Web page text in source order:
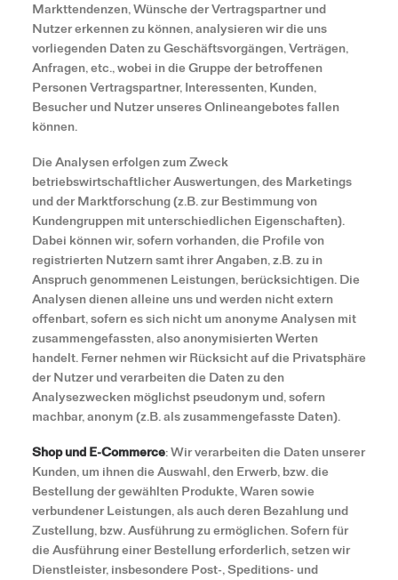
Markttendenzen, Wünsche der Vertragspartner und
Nutzer erkennen zu können, analysieren wir die uns
vorliegenden Daten zu Geschäftsvorgängen, Verträgen,
Anfragen, etc., wobei in die Gruppe der betroffenen
Personen Vertragspartner, Interessenten, Kunden,
Besucher und Nutzer unseres Onlineangebotes fallen
können.
Die Analysen erfolgen zum Zweck
betriebswirtschaftlicher Auswertungen, des Marketings
und der Marktforschung (z.B. zur Bestimmung von
Kundengruppen mit unterschiedlichen Eigenschaften).
Dabei können wir, sofern vorhanden, die Profile von
registrierten Nutzern samt ihrer Angaben, z.B. zu in
Anspruch genommenen Leistungen, berücksichtigen. Die
Analysen dienen alleine uns und werden nicht extern
offenbart, sofern es sich nicht um anonyme Analysen mit
zusammengefassten, also anonymisierten Werten
handelt. Ferner nehmen wir Rücksicht auf die Privatsphäre
der Nutzer und verarbeiten die Daten zu den
Analysezwecken möglichst pseudonym und, sofern
machbar, anonym (z.B. als zusammengefasste Daten).
Shop und E-Commerce: Wir verarbeiten die Daten unserer
Kunden, um ihnen die Auswahl, den Erwerb, bzw. die
Bestellung der gewählten Produkte, Waren sowie
verbundener Leistungen, als auch deren Bezahlung und
Zustellung, bzw. Ausführung zu ermöglichen. Sofern für
die Ausführung einer Bestellung erforderlich, setzen wir
Dienstleister, insbesondere Post-, Speditions- und